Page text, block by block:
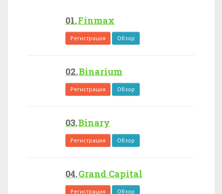
Finmax
Регистрация Обзор
Binarium
Регистрация Обзор
Binary
Регистрация Обзор
Grand Capital
Регистрация Обзор